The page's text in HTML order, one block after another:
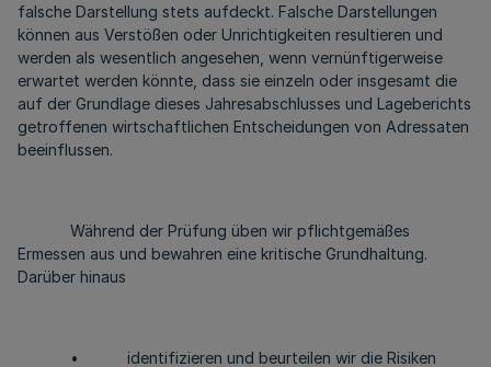
falsche Darstellung stets aufdeckt. Falsche Darstellungen
können aus Verstößen oder Unrichtigkeiten resultieren und
werden als wesentlich angesehen, wenn vernünftigerweise
erwartet werden könnte, dass sie einzeln oder insgesamt die
auf der Grundlage dieses Jahresabschlusses und Lageberichts
getroffenen wirtschaftlichen Entscheidungen von Adressaten
beeinflussen.
Während der Prüfung üben wir pflichtgemäßes
Ermessen aus und bewahren eine kritische Grundhaltung.
Darüber hinaus
• identifizieren und beurteilen wir die Risiken